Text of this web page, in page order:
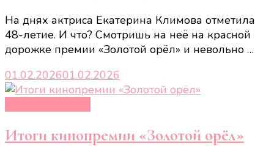
На днях актриса Екатерина Климова отметила
48-летие. И что? Смотришь на неё на красной
дорожке премии «Золотой орёл» и невольно …
01.02.202601.02.2026
Итоги кинопремии «Золотой орёл»